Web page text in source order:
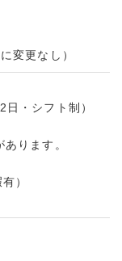
変更なし）
・シフト制）
ります。
）